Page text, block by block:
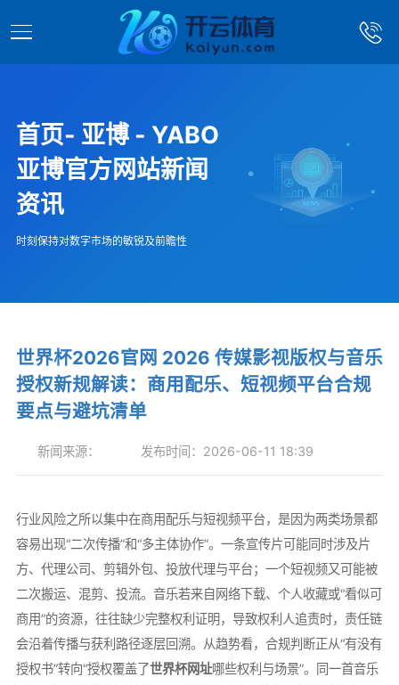
首页- 亚博 - YABO
亚博官方网站新闻
资讯
时刻保持对数字市场的敏锐及前瞻性
世界杯2026官网 2026 传媒影视版权与音乐
授权新规解读：商用配乐、短视频平台合规
要点与避坑清单
新闻来源： 发布时间：2026-06-11 18:39
行业风险之所以集中在商用配乐与短视频平台，是因为两类场景都
容易出现“二次传播”和“多主体协作”。一条宣传片可能同时涉及片
方、代理公司、剪辑外包、投放代理与平台；一个短视频又可能被
二次搬运、混剪、投流。音乐若来自网络下载、个人收藏或“看似可
商用”的资源，往往缺少完整权利证明，导致权利人追责时，责任链
会沿着传播与获利路径逐层回溯。从趋势看，合规判断正从“有没有
授权书”转向“授权覆盖了世界杯网址哪些权利与场景”。同一首音乐